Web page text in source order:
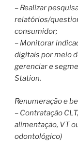
– Realizar
relatórios/
consumidor;
– Monitorar
digitais por meio
gerenciar e
Station.
Renumeração e
– Contratação
alimentação, VT
odontológico)